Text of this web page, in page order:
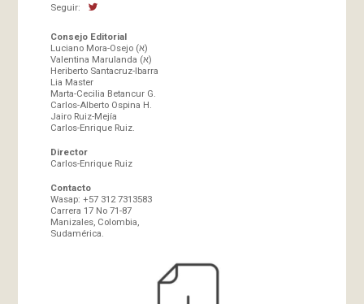
Seguir:
Consejo Editorial
Luciano Mora-Osejo (א)
Valentina Marulanda (א)
Heriberto Santacruz-Ibarra
Lia Master
Marta-Cecilia Betancur G.
Carlos-Alberto Ospina H.
Jairo Ruiz-Mejía
Carlos-Enrique Ruiz.
Director
Carlos-Enrique Ruiz
Contacto
Wasap: +57 312 7313583
Carrera 17 No 71-87
Manizales, Colombia,
Sudamérica.